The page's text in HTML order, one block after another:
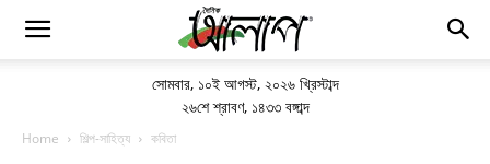
সোমবার, ১০ই আগস্ট, ২০২৬ খ্রিস্টাব্দ
২৬শে শ্রাবণ, ১৪৩৩ বঙ্গাব্দ
Home শিল্প-সাহিত্য কবিতা